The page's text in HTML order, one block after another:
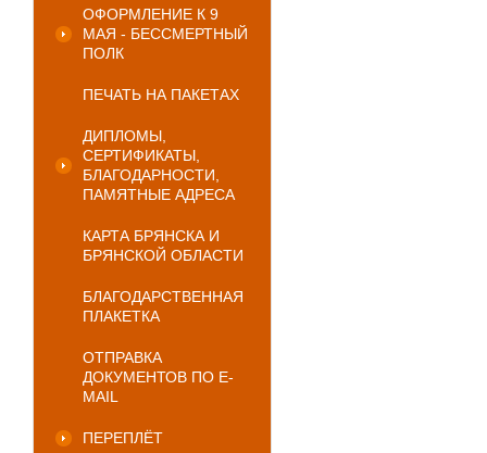
ОФОРМЛЕНИЕ К 9
МАЯ - БЕССМЕРТНЫЙ
ПОЛК
ПЕЧАТЬ НА ПАКЕТАХ
ДИПЛОМЫ,
СЕРТИФИКАТЫ,
БЛАГОДАРНОСТИ,
ПАМЯТНЫЕ АДРЕСА
КАРТА БРЯНСКА И
БРЯНСКОЙ ОБЛАСТИ
БЛАГОДАРСТВЕННАЯ
ПЛАКЕТКА
ОТПРАВКА
ДОКУМЕНТОВ ПО E-
MAIL
ПЕРЕПЛЁТ